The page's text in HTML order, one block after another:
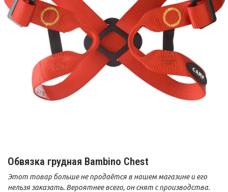
Обвязка грудная Bambino Chest
Этот товар больше не продаётся в нашем магазине и его
нельзя заказать. Вероятнее всего, он снят с производства.